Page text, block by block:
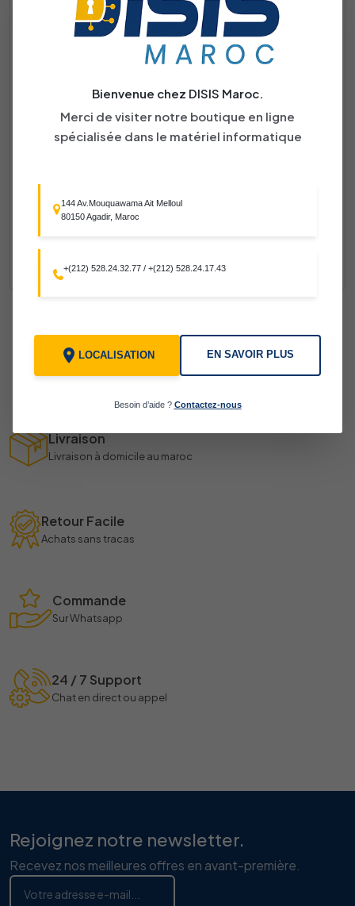
ES228GP-Switch Gigabit Omada 28 Ports – 24 PoE+
MODULE D'EXTENTION POUR 1 BOUCLE POUR SIMPO X
LYRE WASH 7 x 10W
1560.00 DH
Livraison
Livraison à domicile au maroc
Retour Facile
Achats sans tracas
Commande
Sur Whatsapp
24 / 7 Support
Chat en direct ou appel
Rejoignez notre newsletter.
Recevez nos meilleures offres en avant-première.
Bienvenue chez DISIS Maroc.
Merci de visiter notre boutique en ligne
spécialisée dans le matériel informatique
144 Av.Mouquawama Ait Melloul
80150 Agadir, Maroc
+(212) 528.24.32.77 / +(212) 528.24.17.43
LOCALISATION EN SAVOIR PLUS
Besoin d’aide ? Contactez-nous